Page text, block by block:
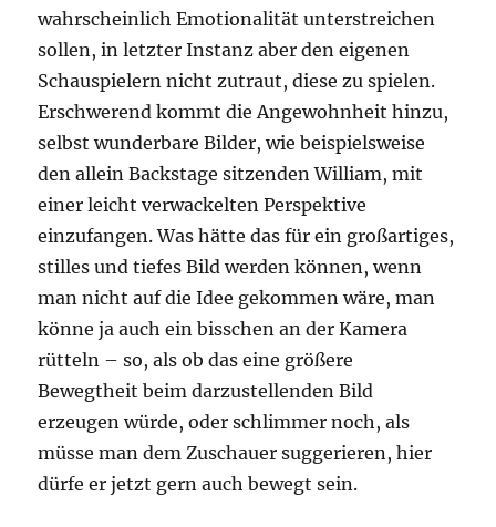
wahrscheinlich Emotionalität unterstreichen
sollen, in letzter Instanz aber den eigenen
Schauspielern nicht zutraut, diese zu spielen.
Erschwerend kommt die Angewohnheit hinzu,
selbst wunderbare Bilder, wie beispielsweise
den allein Backstage sitzenden William, mit
einer leicht verwackelten Perspektive
einzufangen. Was hätte das für ein großartiges,
stilles und tiefes Bild werden können, wenn
man nicht auf die Idee gekommen wäre, man
könne ja auch ein bisschen an der Kamera
rütteln – so, als ob das eine größere
Bewegtheit beim darzustellenden Bild
erzeugen würde, oder schlimmer noch, als
müsse man dem Zuschauer suggerieren, hier
dürfe er jetzt gern auch bewegt sein.